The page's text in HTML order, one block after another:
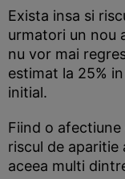
Exista insa si
urmatori un nou
nu vor mai
estimat la 25%
initial.
Fiind o
riscul de
aceea multi